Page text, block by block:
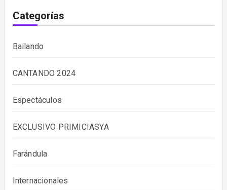
Categorías
Bailando
CANTANDO 2024
Espectáculos
EXCLUSIVO PRIMICIASYA
Farándula
Internacionales